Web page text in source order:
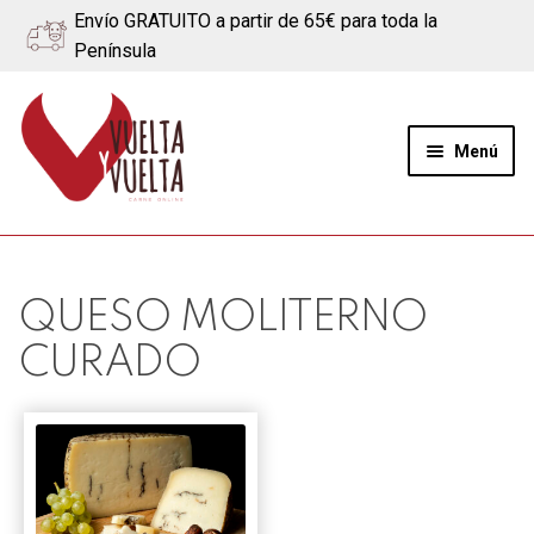
Envío GRATUITO a partir de 65€ para toda la
Península
Ir
a
navegación
Ir
al
contenido
Menú
Quiénes somos
Ternera
Cerdo
Quesos
Blog
QUESO MOLITERNO
CURADO